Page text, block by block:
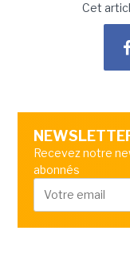
Cet
Recevez notre
abonnés